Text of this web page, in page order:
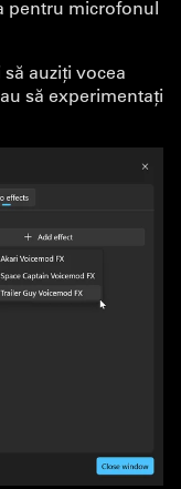
pentru microfonul
auziți vocea
să experimentați